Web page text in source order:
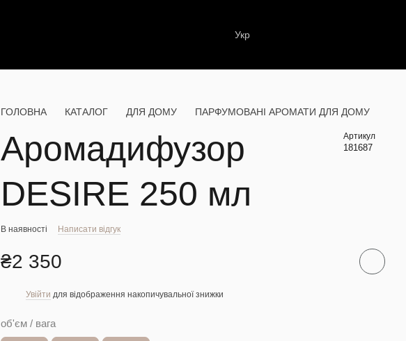
Укр
ГОЛОВНА КАТАЛОГ ДЛЯ ДОМУ ПАРФУМОВАНІ АРОМАТИ ДЛЯ ДОМУ
Аромадифузор
DESIRE 250 мл
Артикул
181687
В наявності Написати відгук
₴2 350
Увійти для відображення накопичувальної знижки
об'єм / вага